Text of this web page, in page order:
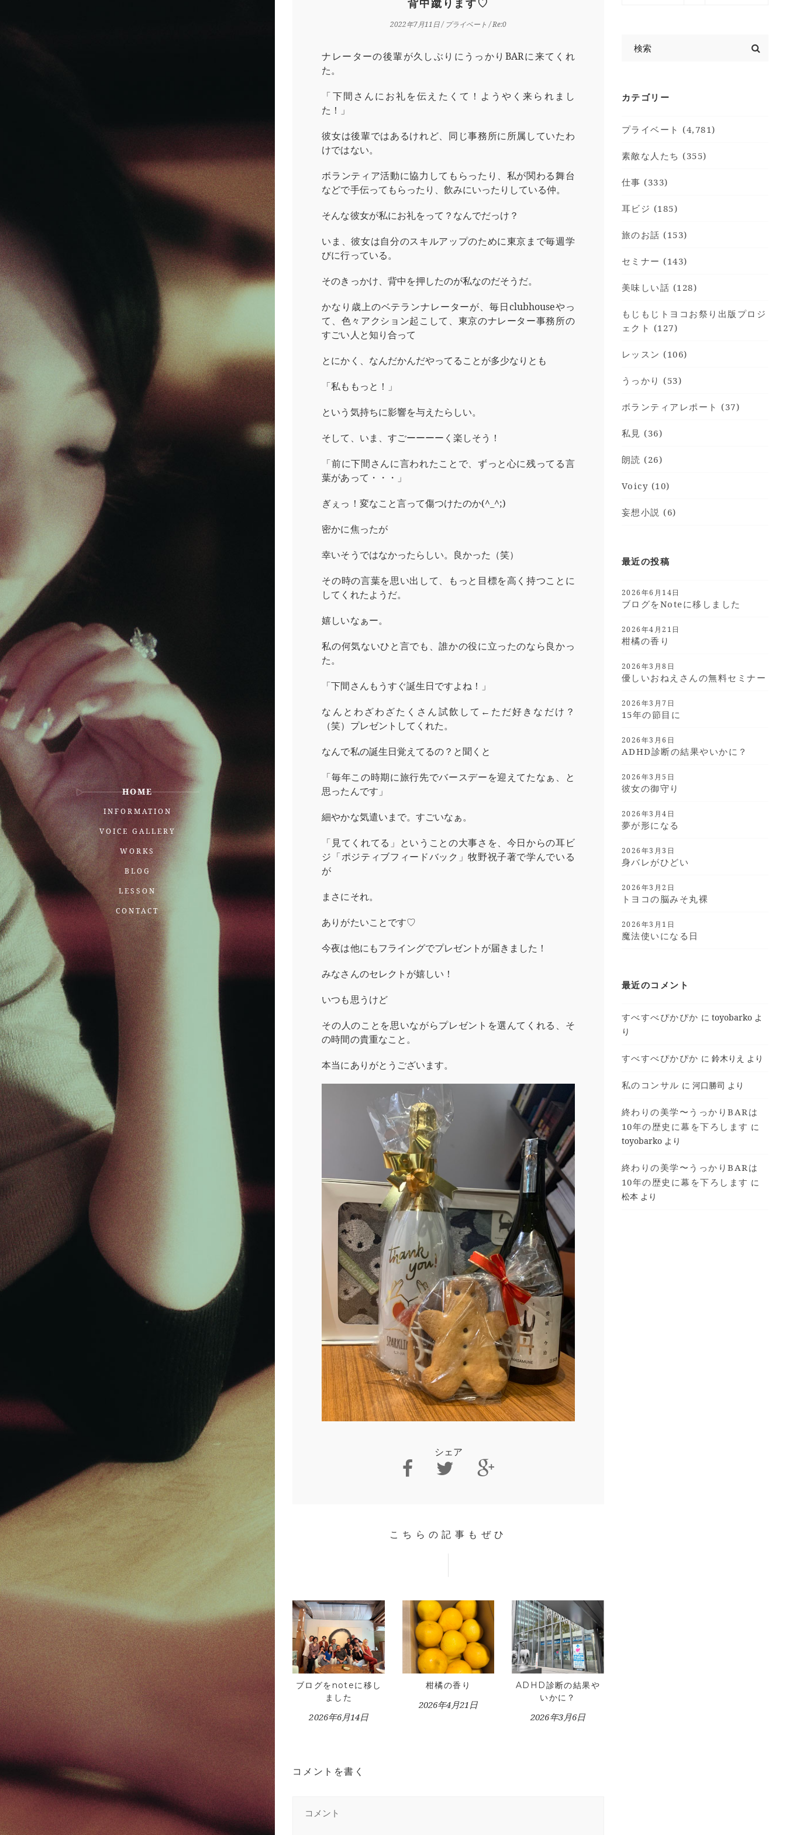
HOME
INFORMATION
VOICE GALLERY
WORKS
BLOG
LESSON
CONTACT
背中蹴ります♡
2022年7月11日/ プライベート / Re:0
ナレーターの後輩が久しぶりにうっかりBARに来てくれ
た。
「下間さんにお礼を伝えたくて！ようやく来られまし
た！」
彼女は後輩ではあるけれど、同じ事務所に所属していたわ
けではない。
ボランティア活動に協力してもらったり、私が関わる舞台
などで手伝ってもらったり、飲みにいったりしている仲。
そんな彼女が私にお礼をって？なんでだっけ？
いま、彼女は自分のスキルアップのために東京まで毎週学
びに行っている。
そのきっかけ、背中を押したのが私なのだそうだ。
かなり歳上のベテランナレーターが、毎日clubhouseやっ
て、色々アクション起こして、東京のナレーター事務所の
すごい人と知り合って
とにかく、なんだかんだやってることが多少なりとも
「私ももっと！」
という気持ちに影響を与えたらしい。
そして、いま、すごーーーーく楽しそう！
「前に下間さんに言われたことで、ずっと心に残ってる言
葉があって・・・」
ぎぇっ！変なこと言って傷つけたのか(^_^;)
密かに焦ったが
幸いそうではなかったらしい。良かった（笑）
その時の言葉を思い出して、もっと目標を高く持つことに
してくれたようだ。
嬉しいなぁー。
私の何気ないひと言でも、誰かの役に立ったのなら良かっ
た。
「下間さんもうすぐ誕生日ですよね！」
なんとわざわざたくさん試飲して←ただ好きなだけ？
（笑）プレゼントしてくれた。
なんで私の誕生日覚えてるの？と聞くと
「毎年この時期に旅行先でバースデーを迎えてたなぁ、と
思ったんです」
細やかな気遣いまで。すごいなぁ。
「見てくれてる」ということの大事さを、今日からの耳ビ
ジ「ポジティブフィードバック」牧野祝子著で学んでいる
が
まさにそれ。
ありがたいことです♡
今夜は他にもフライングでプレゼントが届きました！
みなさんのセレクトが嬉しい！
いつも思うけど
その人のことを思いながらプレゼントを選んてくれる、そ
の時間の貴重なこと。
本当にありがとうございます。
シェア
こちらの記事もぜひ
ブログをnoteに移し
ました
2026年6月14日
柑橘の香り
2026年4月21日
ADHD診断の結果や
いかに？
2026年3月6日
コメントを書く
カテゴリー
プライベート (4,781)
素敵な人たち (355)
仕事 (333)
耳ビジ (185)
旅のお話 (153)
セミナー (143)
美味しい話 (128)
もじもじトヨコお祭り出版プロジ
ェクト (127)
レッスン (106)
うっかり (53)
ボランティアレポート (37)
私見 (36)
朗読 (26)
Voicy (10)
妄想小説 (6)
最近の投稿
2026年6月14日
ブログをnoteに移しました
2026年4月21日
柑橘の香り
2026年3月8日
優しいおねえさんの無料セミナー
2026年3月7日
15年の節目に
2026年3月6日
ADHD診断の結果やいかに？
2026年3月5日
彼女の御守り
2026年3月4日
夢が形になる
2026年3月3日
身バレがひどい
2026年3月2日
トヨコの脳みそ丸裸
2026年3月1日
魔法使いになる日
最近のコメント
すべすべぴかぴか に toyobarko よ
り
すべすべぴかぴか に 鈴木りえ より
私のコンサル に 河口勝司 より
終わりの美学〜うっかりBARは
10年の歴史に幕を下ろします に
toyobarko より
終わりの美学〜うっかりBARは
10年の歴史に幕を下ろします に
松本 より